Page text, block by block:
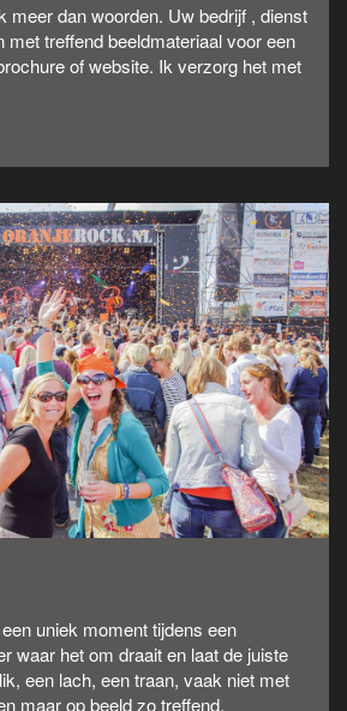
meer dan woorden. Uw bedrijf , dienst
treffend beeldmateriaal voor een
of website. Ik verzorg het met
uniek moment tijdens een
waar het om draait en laat de juiste
een lach, een traan, vaak niet met
maar op beeld zo treffend.